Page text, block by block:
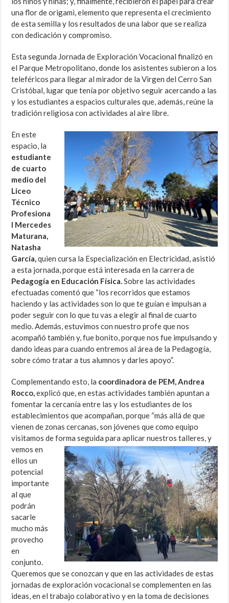
una flor de origami, elemento que representa el crecimiento
de esta semilla y los resultados de una labor que se realiza
con dedicación y compromiso.
Esta segunda Jornada de Exploración Vocacional finalizó en
el Parque Metropolitano, donde los asistentes subieron a los
teleféricos para llegar al mirador de la Virgen del Cerro San
Cristóbal, lugar que tenía por objetivo seguir acercando a las
y los estudiantes a espacios culturales que, además, reúne la
tradición religiosa con actividades al aire libre.
En este
espacio, la
estudiante
de cuarto
medio del
Liceo
Técnico
Profesiona
l Mercedes
Maturana,
Natasha
García,quien cursa la Especialización en Electricidad, asistió
a esta jornada, porque está interesada en la carrera de
Pedagogía en Educación Física.Sobre las actividades
efectuadas comentó que “los recorridos que estamos
haciendo y las actividades son lo que te guían e impulsan a
poder seguir con lo que tu vas a elegir al final de cuarto
medio. Además, estuvimos con nuestro profe que nos
acompañó también y, fue bonito, porque nos fue impulsando y
dando ideas para cuando entremos al área de la Pedagogía,
sobre cómo tratar a tus alumnos y darles apoyo”.
Complementando esto, la coordinadora de PEM, Andrea
Rocco,explicó que, en estas actividades también apuntan a
fomentar la cercanía entre las y los estudiantes de los
establecimientos que acompañan, porque “más allá de que
vienen de zonas cercanas, son jóvenes que como equipo
visitamos de forma seguida para aplicar nuestros talleres, y
vemosen
ellos un
potencial
importante
al que
podrán
sacarle
mucho más
provecho
en
conjunto.
Queremos que se conozcan y que en las actividades de estas
jornadas de exploración vocacional se complementen en las
ideas, en el trabajo colaborativo y en la toma de decisiones